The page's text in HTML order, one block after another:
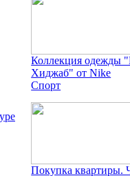
Коллекция одежды
Хиджаб" от Nike
Спорт
Покупка квартиры.